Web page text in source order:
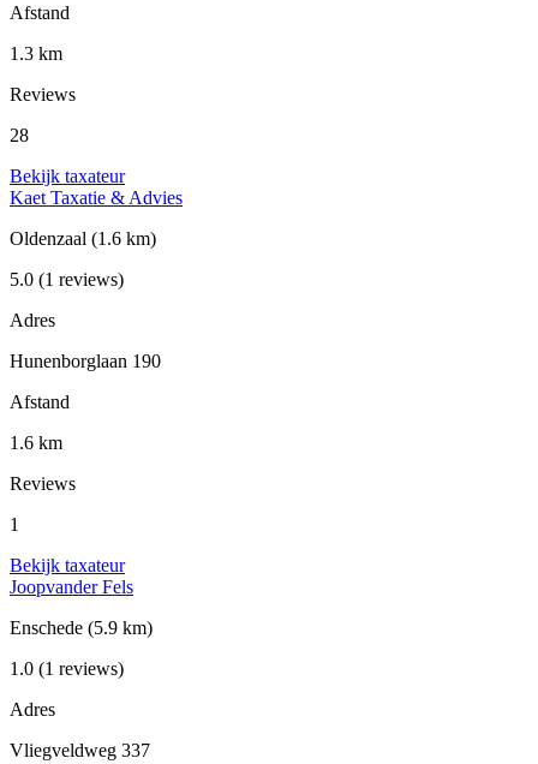
Afstand
1.3 km
Reviews
28
Bekijk taxateur
Kaet Taxatie & Advies
Oldenzaal (1.6 km)
5.0 (1 reviews)
Adres
Hunenborglaan 190
Afstand
1.6 km
Reviews
1
Bekijk taxateur
Joopvander Fels
Enschede (5.9 km)
1.0 (1 reviews)
Adres
Vliegveldweg 337